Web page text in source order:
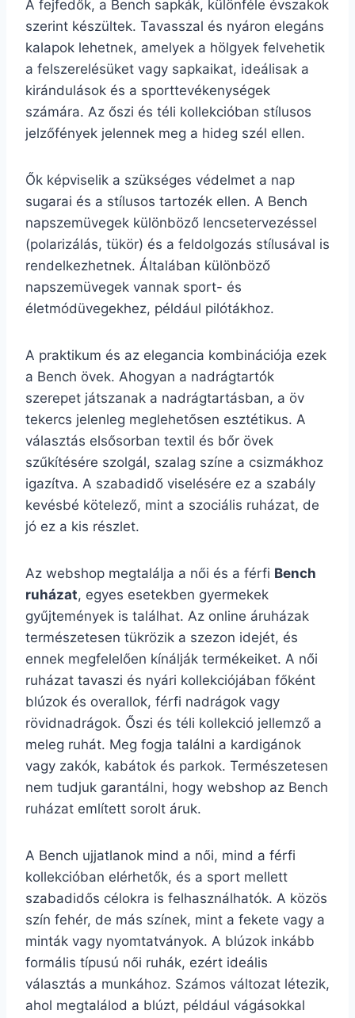
A fejfedők, a Bench sapkák, különféle évszakok
szerint készültek. Tavasszal és nyáron elegáns
kalapok lehetnek, amelyek a hölgyek felvehetik
a felszerelésüket vagy sapkaikat, ideálisak a
kirándulások és a sporttevékenységek
számára. Az őszi és téli kollekcióban stílusos
jelzőfények jelennek meg a hideg szél ellen.
Ők képviselik a szükséges védelmet a nap
sugarai és a stílusos tartozék ellen. A Bench
napszemüvegek különböző lencsetervezéssel
(polarizálás, tükör) és a feldolgozás stílusával is
rendelkezhetnek. Általában különböző
napszemüvegek vannak sport- és
életmódüvegekhez, például pilótákhoz.
A praktikum és az elegancia kombinációja ezek
a Bench övek. Ahogyan a nadrágtartók
szerepet játszanak a nadrágtartásban, a öv
tekercs jelenleg meglehetősen esztétikus. A
választás elsősorban textil és bőr övek
szűkítésére szolgál, szalag színe a csizmákhoz
igazítva. A szabadidő viselésére ez a szabály
kevésbé kötelező, mint a szociális ruházat, de
jó ez a kis részlet.
Az webshop megtalálja a női és a férfi Bench
ruházat, egyes esetekben gyermekek
gyűjtemények is találhat. Az online áruházak
természetesen tükrözik a szezon idejét, és
ennek megfelelően kínálják termékeiket. A női
ruházat tavaszi és nyári kollekciójában főként
blúzok és overallok, férfi nadrágok vagy
rövidnadrágok. Őszi és téli kollekció jellemző a
meleg ruhát. Meg fogja találni a kardigánok
vagy zakók, kabátok és parkok. Természetesen
nem tudjuk garantálni, hogy webshop az Bench
ruházat említett sorolt áruk.
A Bench ujjatlanok mind a női, mind a férfi
kollekcióban elérhetők, és a sport mellett
szabadidős célokra is felhasználhatók. A közös
szín fehér, de más színek, mint a fekete vagy a
minták vagy nyomtatványok. A blúzok inkább
formális típusú női ruhák, ezért ideális
választás a munkához. Számos változat létezik,
ahol megtalálod a blúzt, például vágásokkal